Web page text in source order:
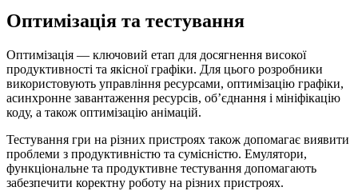
Оптимізація та тестування
Оптимізація — ключовий етап для досягнення високої
продуктивності та якісної графіки. Для цього розробники
використовують управління ресурсами, оптимізацію графіки,
асинхронне завантаження ресурсів, об’єднання і мініфікацію
коду, а також оптимізацію анімацій.
Тестування гри на різних пристроях також допомагає виявити
проблеми з продуктивністю та сумісністю. Емулятори,
функціональне та продуктивне тестування допомагають
забезпечити коректну роботу на різних пристроях.